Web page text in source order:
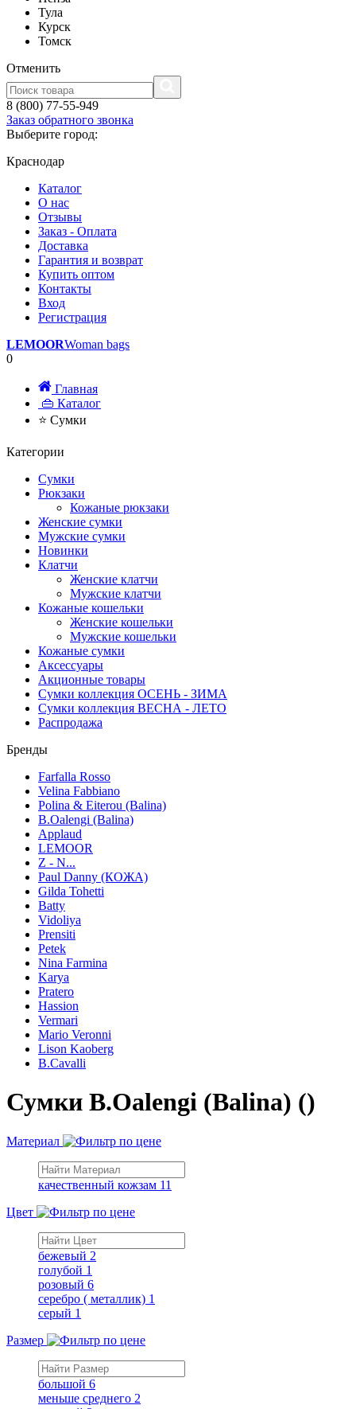
Тула
Курск
Томск
Отменить
8 (800) 77-55-949
Заказ обратного звонка
Выберите город:
Краснодар
Каталог
О нас
Отзывы
Заказ - Оплата
Доставка
Гарантия и возврат
Купить оптом
Контакты
Вход
Регистрация
LEMOORWoman bags
0
Главная
👜 Каталог
⭐ Сумки
Категории
Сумки
Рюкзаки
Кожаные рюкзаки
Женские сумки
Мужские сумки
Новинки
Клатчи
Женские клатчи
Мужские клатчи
Кожаные кошельки
Женские кошельки
Мужские кошельки
Кожаные сумки
Аксессуары
Акционные товары
Сумки коллекция ОСЕНЬ - ЗИМА
Сумки коллекция ВЕСНА - ЛЕТО
Распродажа
Бренды
Farfalla Rosso
Velina Fabbiano
Polina & Eiterou (Balina)
B.Oalengi (Balina)
Applaud
LEMOOR
Z - N...
Paul Danny (КОЖА)
Gilda Tohetti
Batty
Vidoliya
Prensiti
Petek
Nina Farmina
Karya
Pratero
Hassion
Vermari
Mario Veronni
Lison Kaoberg
B.Cavalli
Сумки B.Oalengi (Balina) ()
Материал
качественный кожзам 11
Цвет
бежевый 2
голубой 1
розовый 6
серебро ( металлик) 1
серый 1
Размер
большой 6
меньше среднего 2